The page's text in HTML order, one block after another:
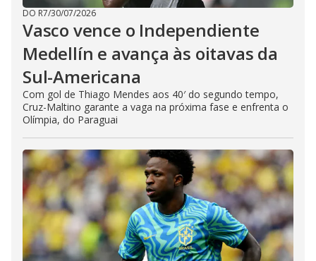
DO R7/30/07/2026
Vasco vence o Independiente
Medellín e avança às oitavas da
Sul-Americana
Com gol de Thiago Mendes aos 40′ do segundo tempo,
Cruz-Maltino garante a vaga na próxima fase e enfrenta o
Olímpia, do Paraguai